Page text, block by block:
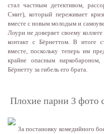
стал частным детективом,
Смит), который переживает
вместе с новым молодым и
Лоури не доверяет своему
контакт с Бёрнеттом. В итоге
вместе, поскольку теперь им
крайне опасным
Бёрнетту за гибель его брата.
Плохие парни 3 фото
За постановку комедийного